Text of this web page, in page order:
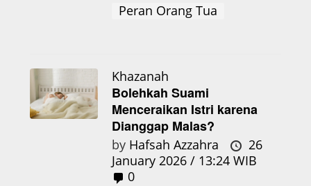
Peran Orang Tua
Khazanah
Bolehkah Suami
Menceraikan Istri karena
Dianggap Malas?
by Hafsah Azzahra
26
January 2026 / 13:24 WIB
0